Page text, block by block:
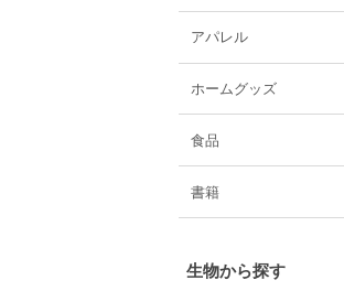
アパレル
ホームグッズ
食品
書籍
生物から探す